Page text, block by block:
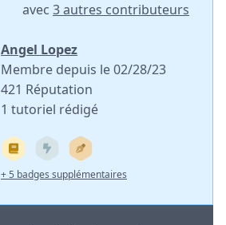
avec 3 autres contributeurs
Angel Lopez
Membre depuis le 02/28/23
421 Réputation
1 tutoriel rédigé
+ 5 badges supplémentaires